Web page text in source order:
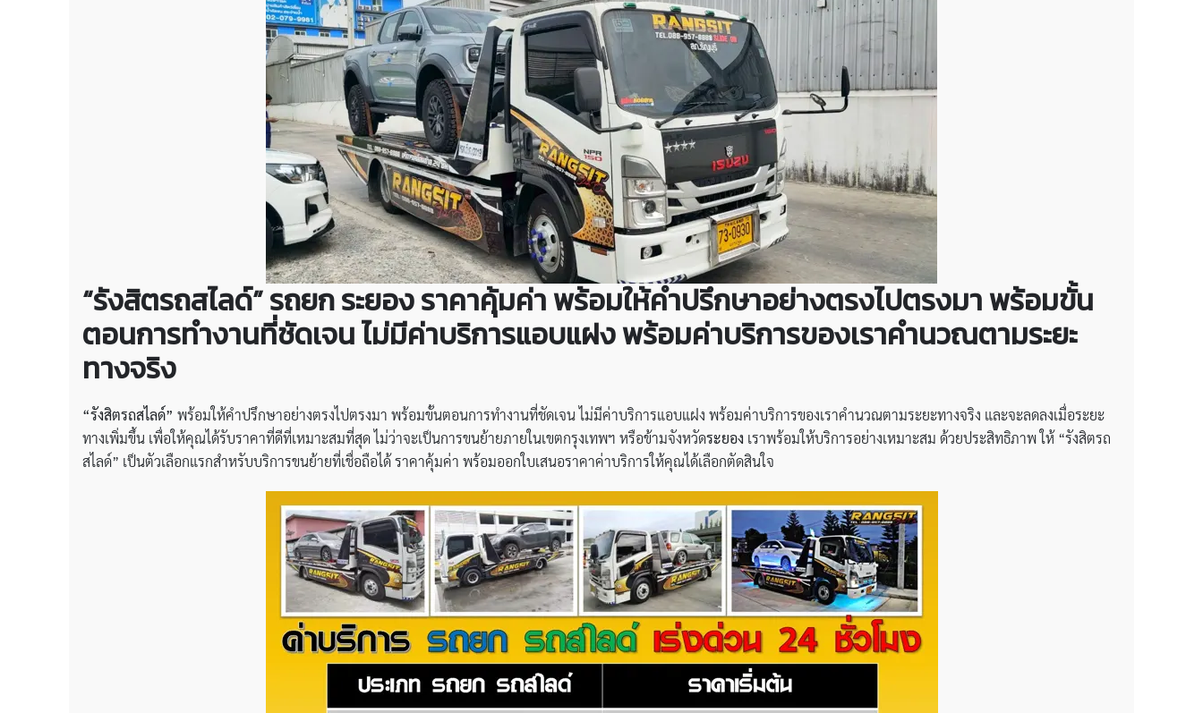
“รังสิตรถสไลด์”รถยก ระยอง ราคาคุ้มค่าพร้อมให้คำปรึกษาอย่างตรงไปตรงมา พร้อมขั้น
ตอนการทำงานที่ชัดเจน ไม่มีค่าบริการแอบแฝง พร้อมค่าบริการของเราคำนวณตามระยะ
ทางจริง
“รังสิตรถสไลด์” พร้อมให้คำปรึกษาอย่างตรงไปตรงมา พร้อมขั้นตอนการทำงานที่ชัดเจน ไม่มีค่าบริการแอบแฝง พร้อมค่าบริการของเราคำนวณตามระยะทางจริง และจะลดลงเมื่อระยะ
ทางเพิ่มขึ้น เพื่อให้คุณได้รับราคาที่ดีที่เหมาะสมที่สุด ไม่ว่าจะเป็นการขนย้ายภายในเขตกรุงเทพฯ หรือข้ามจังหวัดระยอง เราพร้อมให้บริการอย่างเหมาะสม ด้วยประสิทธิภาพ ให้ “รังสิตรถ
สไลด์” เป็นตัวเลือกแรกสำหรับบริการขนย้ายที่เชื่อถือได้ ราคาคุ้มค่า พร้อมออกใบเสนอราคาค่าบริการให้คุณได้เลือกตัดสินใจ